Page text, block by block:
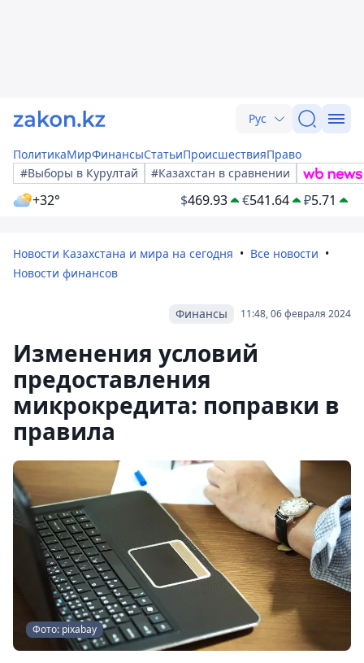
Рус
ПолитикаМирФинансыСтатьиПроисшествияПраво
#Выборы в Курултай
#Казахстан в сравнении
+32° $469.93 €541.64 ₽5.71
Новости Казахстана и мира на сегодня
Все новости
Новости финансов
11:48, 06 февраля 2024
Финансы
Изменения условий
предоставления
микрокредита: поправки в
правила
Фото: pixabay